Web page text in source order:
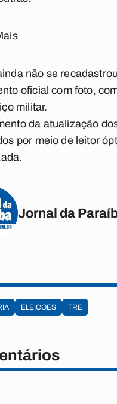
não se
oficial com foto,
militar.
da atualização
por meio de leitor
Jornal da
ELEICOES TRE